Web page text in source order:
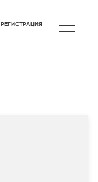
РЕГИСТРАЦИЯ